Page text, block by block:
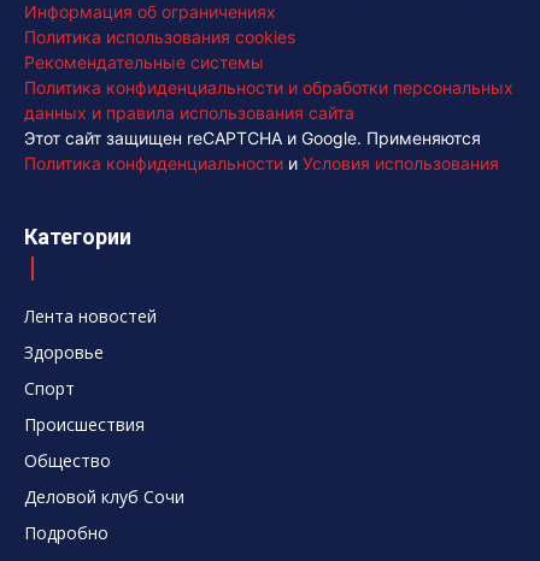
Информация об ограничениях
Политика использования cookies
Рекомендательные системы
Политика конфиденциальности и обработки персональных
данных и правила использования сайта
Этот сайт защищен reCAPTCHA и Google. Применяются
Политика конфиденциальности и Условия использования
Категории
Лента новостей
Здоровье
Спорт
Происшествия
Общество
Деловой клуб Сочи
Подробно